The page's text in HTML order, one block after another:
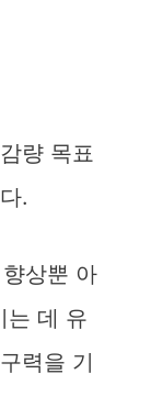
량 목표
.
상뿐 아
는 데 유
력을 기